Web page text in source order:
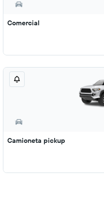
Comercial
Camioneta pickup